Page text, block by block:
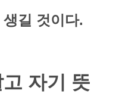
길 것이다.
자기 뜻